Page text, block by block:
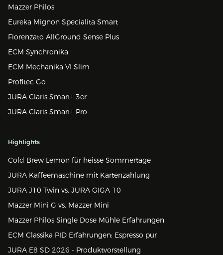
Mazzer Philos
Eureka Mignon Specialita Smart
Fiorenzato AllGround Sense Plus
ECM Synchronika
ECM Mechanika VI Slim
Profitec Go
JURA Claris Smart+ 3er
JURA Claris Smart+ Pro
Highlights
Cold Brew Lemon für heisse Sommertage
JURA Kaffeemaschine mit Kartenzahlung
JURA J10 Twin vs. JURA GIGA 10
Mazzer Mini G vs. Mazzer Mini
Mazzer Philos Single Dose Mühle Erfahrungen
ECM Classika PID Erfahrungen: Espresso pur
JURA E8 SD 2026 - Produktvorstellung